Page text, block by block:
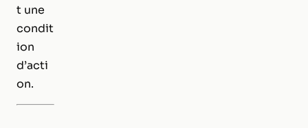
t une
condit
ion
d’acti
on.